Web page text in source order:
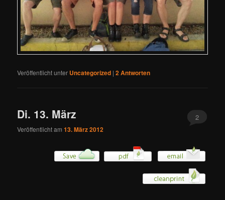
Veröffentlicht unter Uncategorized |2 Antworten
Di. 13. März
Veröffentlicht am13. März 2012
2